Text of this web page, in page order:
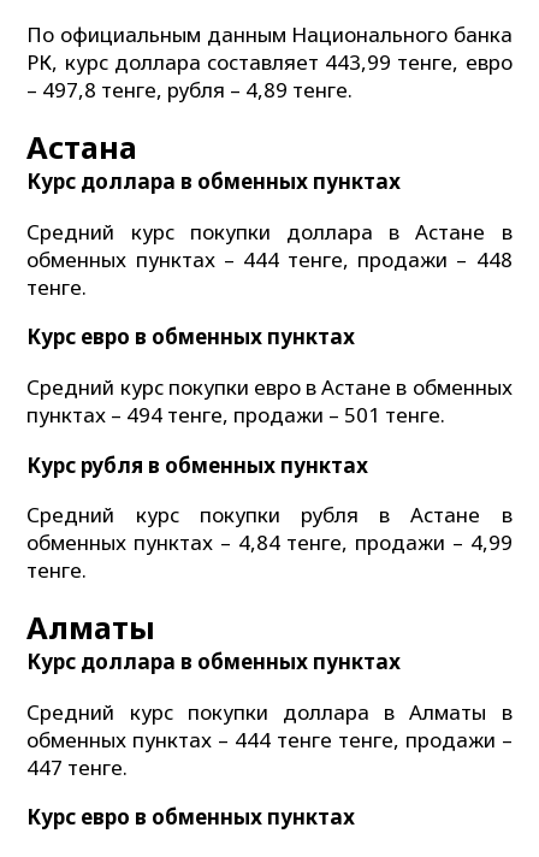
По официальным данным Национального банка
РК, курс доллара составляет 443,99 тенге, евро
– 497,8 тенге, рубля – 4,89 тенге.
Астана
Курс доллара в обменных пунктах
Средний курс покупки доллара в Астане в
обменных пунктах – 444 тенге, продажи – 448
тенге.
Курс евро в обменных пунктах
Средний курс покупки евро в Астане в обменных
пунктах – 494 тенге, продажи – 501 тенге.
Курс рубля в обменных пунктах
Средний курс покупки рубля в Астане в
обменных пунктах – 4,84 тенге, продажи – 4,99
тенге.
Алматы
Курс доллара в обменных пунктах
Средний курс покупки доллара в Алматы в
обменных пунктах – 444 тенге тенге, продажи –
447 тенге.
Курс евро в обменных пунктах